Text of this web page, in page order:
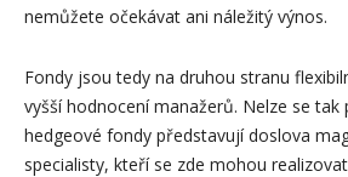
nemůžete očekávat ani náležitý výnos.
Fondy jsou tedy na druhou stranu
vyšší hodnocení manažerů. Nelze se tak
hedgeové fondy představují doslova
specialisty, kteří se zde mohou